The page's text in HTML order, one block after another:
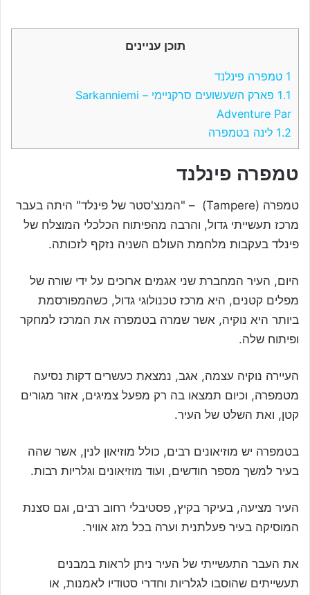
תוכן עניינים
1 טמפרה פינלנד
1.1
פארק השעשועים סרקניימי – Sarkanniemi
Adventure Par
1.2 לינה בטמפרה
טמפרה פינלנד
טמפרה (Tampere) – "המנצ'סטר של פינלד" היתה בעבר
מרכז תעשייתי גדול, והרבה מהפיתוח הכלכלי המוצלח של
פינלד בעקבות מלחמת העולם השניה נזקף לזכותה.
היום, העיר המחברת שני אגמים ארוכים על ידי שורה של
מפלים קטנים, היא מרכז טכנולוגי גדול, כשהמפורסמת
ביותר היא נוקיה, אשר שמרה בטמפרה את המרכז למחקר
ופיתוח שלה.
העיירה נוקיה עצמה, אגב, נמצאת כעשרים דקות נסיעה
מטמפרה, וכיום תמצאו בה רק מפעל צמיגים, אזור מגורים
קטן, ואת השלט של העיר.
בטמפרה יש מוזיאונים רבים, כולל מוזיאון לנין, אשר שהה
בעיר למשך מספר חודשים, ועוד מוזיאונים וגלריות רבות.
העיר מציעה, בעיקר בקיץ, פסטיבלי רחוב רבים, וגם סצנת
המוסיקה בעיר פעלתנית וערה בכל מזג אוויר.
את העבר התעשייתי של העיר ניתן לראות במבנים
תעשייתים שהוסבו לגלריות וחדרי סטודיו לאמנות, או